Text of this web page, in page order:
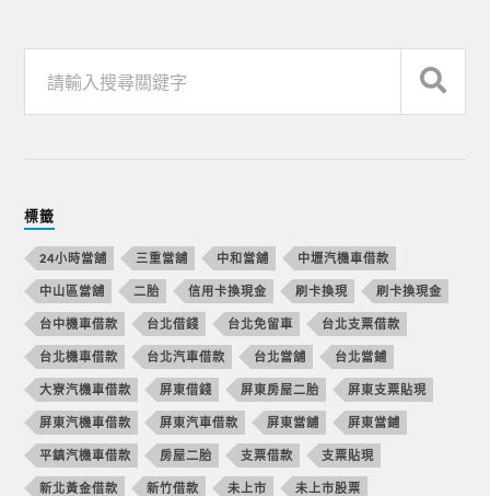
標籤
24小時當舖 三重當舖 中和當舖 中壢汽機車借款
中山區當舖 二胎 信用卡換現金 刷卡換現 刷卡換現金
台中機車借款 台北借錢 台北免留車 台北支票借款
台北機車借款 台北汽車借款 台北當舖 台北當鋪
大寮汽機車借款 屏東借錢 屏東房屋二胎 屏東支票貼現
屏東汽機車借款 屏東汽車借款 屏東當舖 屏東當鋪
平鎮汽機車借款 房屋二胎 支票借款 支票貼現
新北黃金借款 新竹借款 未上市 未上市股票